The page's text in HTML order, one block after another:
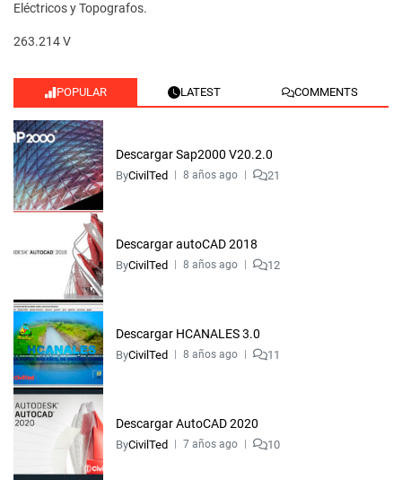
Eléctricos y Topografos.
263.214 V
POPULAR LATEST COMMENTS
Descargar Sap2000 V20.2.0
ByCivilTed 8 años ago 21
Descargar autoCAD 2018
ByCivilTed 8 años ago 12
Descargar HCANALES 3.0
ByCivilTed 8 años ago 11
Descargar AutoCAD 2020
ByCivilTed 7 años ago 10